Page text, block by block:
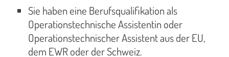
Sie haben eine Berufsqualifikation als
Operationstechnische Assistentin oder
Operationstechnischer Assistent aus der EU,
dem EWR oder der Schweiz.